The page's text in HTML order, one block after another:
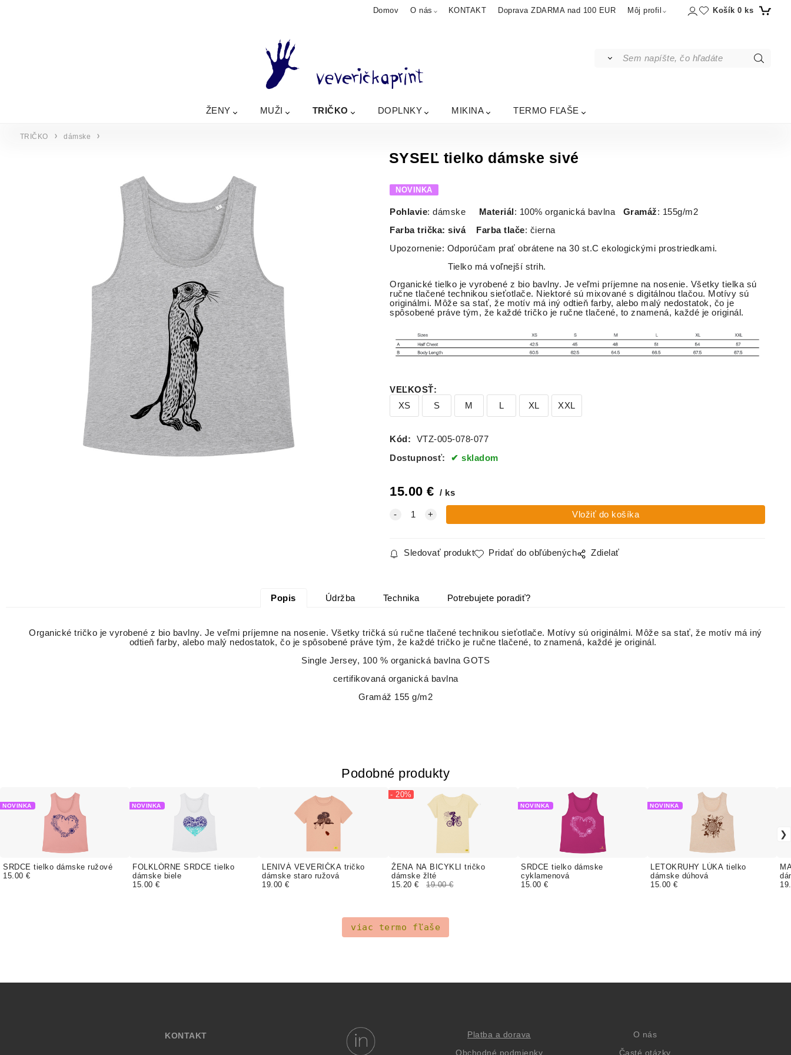
Domov O nás KONTAKT Doprava ZDARMA nad 100 EUR Môj profil Košík 0 ks
ŽENY MUŽI TRIČKO DOPLNKY MIKINA TERMO FĽAŠE
TRIČKO dámske
SYSEĽ tielko dámske sivé
NOVINKA
Pohlavie: dámske Materiál : 100% organická bavlna Gramáž: 155g/m2
Farba trička: sivá
Farba tlače: čierna
Upozornenie: Odporúčam prať obrátene na 30 st.C ekologickými prostriedkami.
Tielko má voľnejší strih.
Organické tielko je vyrobené z bio bavlny. Je veľmi príjemne na nosenie. Všetky tielka sú
ručne tlačené technikou sieťotlače. Niektoré sú mixované s digitálnou tlačou. Motívy sú
originálmi. Môže sa stať, že motív má iný odtieň farby, alebo malý nedostatok, čo je
spôsobené práve tým, že každé tričko je ručne tlačené, to znamená, každé je originál.
VEĽKOSŤ:
XS
S M L XL XXL
Kód:
VTZ-005-078-077
Dostupnosť:
skladom
15.00 € ks
Sledovať produkt Pridať do obľúbených Zdielať
Popis Údržba Technika Potrebujete poradiť?
Organické tričko je vyrobené z bio bavlny. Je veľmi príjemne na nosenie. Všetky tričká sú ručne tlačené technikou sieťotlače. Motívy sú originálmi. Môže sa stať, že motív má iný
odtieň farby, alebo malý nedostatok, čo je spôsobené práve tým, že každé tričko je ručne tlačené, to znamená, každé je originál.
Single Jersey, 100 % organická bavlna GOTS
certifikovaná organická bavlna
Gramáž 155 g/m2
Podobné produkty
SRDCE tielko dámske ružové
NOVINKA
15.00 €
FOLKLÓRNE SRDCE tielko
dámske biele
NOVINKA
15.00 €
LENIVÁ VEVERIČKA tričko
dámske staro ružová
19.00 €
ŽENA NA BICYKLI tričko
dámske žlté
- 20%
15.20 € 19.00 €
SRDCE tielko dámske
cyklamenová
NOVINKA
15.00 €
LETOKRUHY LÚKA tielko
dámske dúhová
NOVINKA
15.00 €
viac termo fľaše
KONTAKT
Platba a dorava
Obchodné podmienky
O nás
Časté otázky